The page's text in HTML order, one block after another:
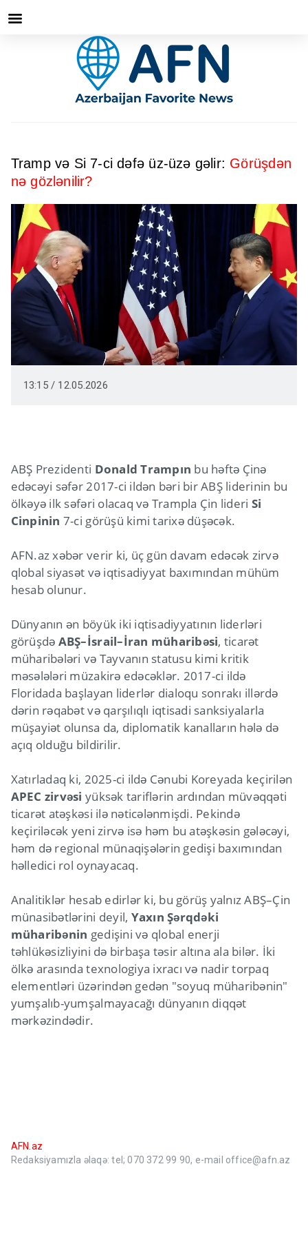
Tramp və Si 7-ci dəfə üz-üzə gəlir: Görüşdən
nə gözlənilir?
13:15 / 12.05.2026
ABŞ Prezidenti Donald Trampın bu həftə Çinə
edəcəyi səfər 2017-ci ildən bəri bir ABŞ liderinin bu
ölkəyə ilk səfəri olacaq və Trampla Çin lideri Si
Cinpinin 7-ci görüşü kimi tarixə düşəcək.
AFN.az xəbər verir ki, üç gün davam edəcək zirvə
qlobal siyasət və iqtisadiyyat baxımından mühüm
hesab olunur.
Dünyanın ən böyük iki iqtisadiyyatının liderləri
görüşdə ABŞ–İsrail–İran müharibəsi, ticarət
müharibələri və Tayvanın statusu kimi kritik
məsələləri müzakirə edəcəklər. 2017-ci ildə
Floridada başlayan liderlər dialoqu sonrakı illərdə
dərin rəqabət və qarşılıqlı iqtisadi sanksiyalarla
müşayiət olunsa da, diplomatik kanalların hələ də
açıq olduğu bildirilir.
Xatırladaq ki, 2025-ci ildə Cənubi Koreyada keçirilən
APEC zirvəsi yüksək tariflərin ardından müvəqqəti
ticarət atəşkəsi ilə nəticələnmişdi. Pekində
keçiriləcək yeni zirvə isə həm bu atəşkəsin gələcəyi,
həm də regional münaqişələrin gedişi baxımından
həlledici rol oynayacaq.
Analitiklər hesab edirlər ki, bu görüş yalnız ABŞ–Çin
münasibətlərini deyil, Yaxın Şərqdəki
müharibənin gedişini və qlobal enerji
təhlükəsizliyini də birbaşa təsir altına ala bilər. İki
ölkə arasında texnologiya ixracı və nadir torpaq
elementləri üzərindən gedən "soyuq müharibənin"
yumşalıb-yumşalmayacağı dünyanın diqqət
mərkəzindədir.
AFN.az
Redaksiyamızla əlaqə: tel; 070 372 99 90, e-mail office@afn.az